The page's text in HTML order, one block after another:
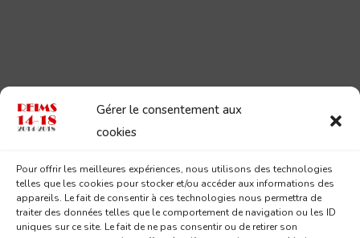
Gérer le consentement aux
cookies
Pour offrir les meilleures expériences, nous utilisons des technologies
telles que les cookies pour stocker et/ou accéder aux informations des
appareils. Le fait de consentir à ces technologies nous permettra de
traiter des données telles que le comportement de navigation ou les ID
uniques sur ce site. Le fait de ne pas consentir ou de retirer son